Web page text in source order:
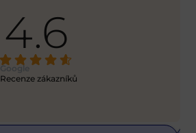
4.6
Google
Recenze zákazníků